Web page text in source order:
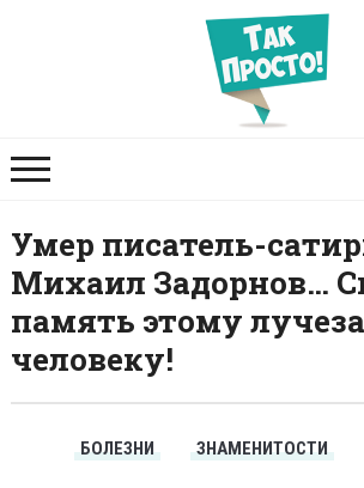
Умер писатель-
Михаил Задорнов…
память этому
человеку!
БОЛЕЗНИ ЗНАМЕНИТОСТИ